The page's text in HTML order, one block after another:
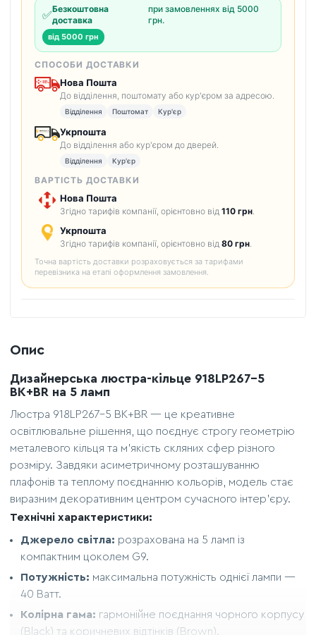
✅Безкоштовна
доставка
при замовленнях від 5000
грн.
від 5000 грн
СПОСОБИ ДОСТАВКИ
Нова Пошта
До відділення, поштомату або кур'єром за адресою.
Відділення Поштомат Кур'єр
Укрпошта
До відділення або кур'єром до дверей.
Відділення Кур'єр
ВАРТІСТЬ ДОСТАВКИ
Нова Пошта
Згідно тарифів компанії, орієнтовно від 110 грн
Укрпошта
Згідно тарифів компанії, орієнтовно від 80 грн
Точна вартість доставки розраховується за тарифами
перевізника на етапі оформлення замовлення.
Опис
Дизайнерська люстра-кільце 918LP267-5
BK+BR на 5 ламп
Люстра 918LP267-5 BK+BR — це креативне
освітлювальне рішення, що поєднує строгу геометрію
металевого кільця та м'якість скляних сфер різного
розміру. Завдяки асиметричному розташуванню
плафонів та теплому поєднанню кольорів, модель стає
виразним декоративним центром сучасного інтер'єру.
Технічні характеристики:
Джерело світла: розрахована на 5 ламп із
компактним цоколем G9.
Потужність: максимальна потужність однієї лампи —
40 Ватт.
Колірна гама: гармонійне поєднання чорного корпусу
(Black) та коричневих відтінків (Brown).